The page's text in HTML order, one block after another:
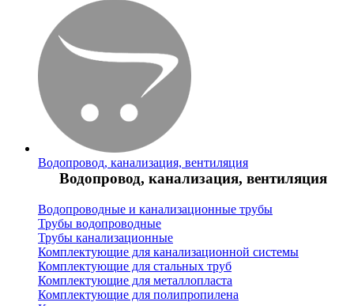
Водопровод, канализация, вентиляция
Водопровод, канализация, вентиляция
Водопроводные и канализационные трубы
Трубы водопроводные
Трубы канализационные
Комплектующие для канализационной системы
Комплектующие для стальных труб
Комплектующие для металлопласта
Комплектующие для полипропилена